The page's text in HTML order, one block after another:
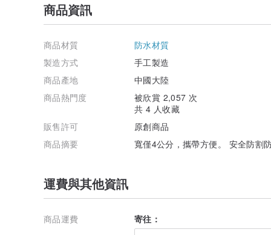
商品資訊
商品材質
防水材質
製造方式
手工製造
商品產地
中國大陸
商品熱門度
被欣賞 2,057 次
共 4 人收藏
販售許可
原創商品
商品摘要
寬僅4公分，攜帶方便。 安全防割
運費與其他資訊
商品運費 寄往：